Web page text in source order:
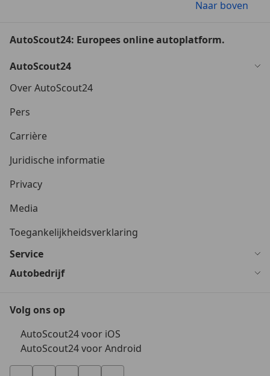
Naar boven
AutoScout24: Europees online autoplatform.
AutoScout24
Over AutoScout24
Pers
Carrière
Juridische informatie
Privacy
Media
Toegankelijkheidsverklaring
Service
Autobedrijf
Volg ons op
AutoScout24 voor iOS
AutoScout24 voor Android